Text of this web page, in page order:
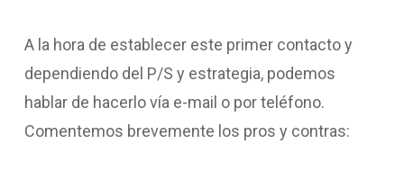
A la hora de establecer este primer contacto y
dependiendo del P/S y estrategia, podemos
hablar de hacerlo vía e-mail o por teléfono.
Comentemos brevemente los pros y contras: